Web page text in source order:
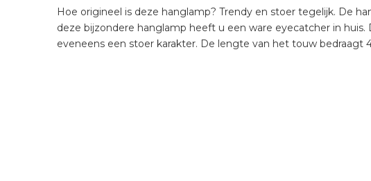
Hoe origineel is deze hanglamp? Trendy en stoer tegelijk. De
deze bijzondere hanglamp heeft u een ware eyecatcher in
eveneens een stoer karakter. De lengte van het touw bedraagt